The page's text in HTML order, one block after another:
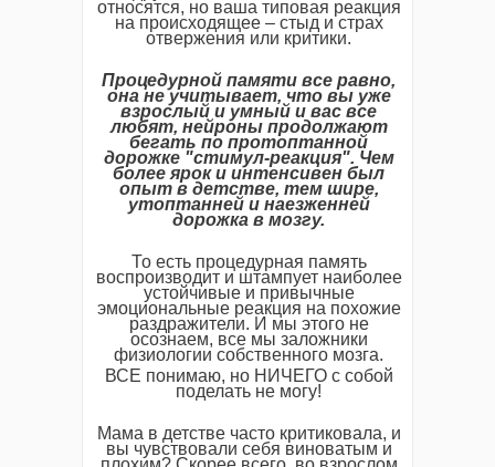
относятся, но ваша типовая реакция
на происходящее – стыд и страх
отвержения или критики.
Процедурной памяти все равно,
она неучитывает, что вы уже
взрослый и умный и вас все
любят, нейроны продолжают
бегать по протоптанной
дорожке "стимул-реакция". Чем
более яроки интенсивен был
опыт в детстве, тем шире,
утоптанней и наезженней
дорожка в мозгу.
То есть процедурная память
воспроизводит и штампует наиболее
устойчивые и привычные
эмоциональные реакция на похожие
раздражители. И мы этого не
осознаем, все мы заложники
физиологии собственного мозга.
ВСЕ понимаю, но НИЧЕГО с собой
поделать не могу!
Мама в детстве часто критиковала, и
вы чувствовали себя виноватым и